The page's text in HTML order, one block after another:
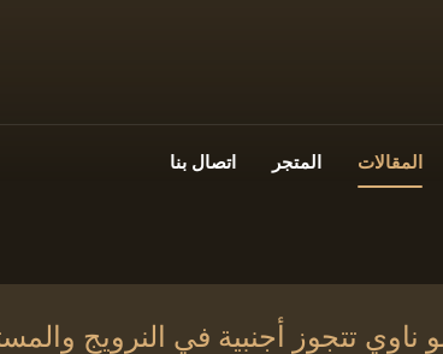
المقالات المتجر اتصال بنا
ناوي تتجوز أجنبية في النرويج